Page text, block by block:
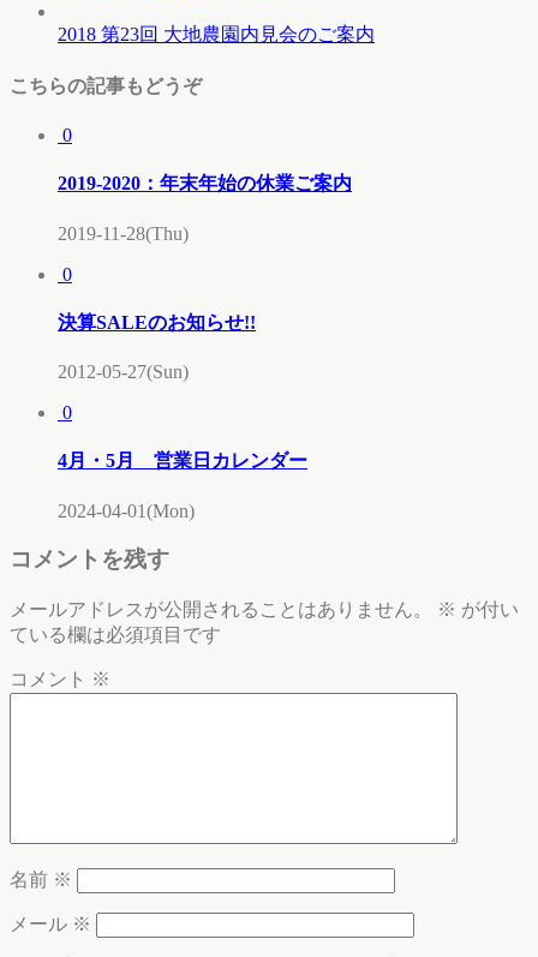
2018 第23回 大地農園内見会のご案内
こちらの記事もどうぞ
0
2019-2020：年末年始の休業ご案内
2019-11-28(Thu)
0
決算SALEのお知らせ!!
2012-05-27(Sun)
0
4月・5月 営業日カレンダー
2024-04-01(Mon)
コメントを残す
メールアドレスが公開されることはありません。 ※ が付い
ている欄は必須項目です
コメント ※
名前 ※
メール ※